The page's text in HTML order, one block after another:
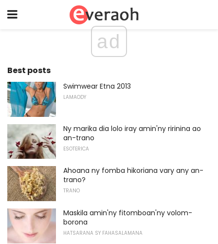
ad
Best posts
Swimwear Etna 2013
LAMAODY
Ny marika dia lolo iray amin'ny ririnina ao
an-trano
ESOTERICA
Ahoana ny fomba hikoriana vary any an-
trano?
TRANO
Maskila amin'ny fitomboan'ny volom-
borona
HATSARANA SY FAHASALAMANA